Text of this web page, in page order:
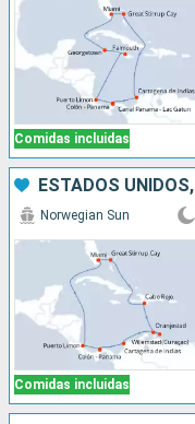
Comidas incluidas
Comidas incluidas
Norwegian Sun